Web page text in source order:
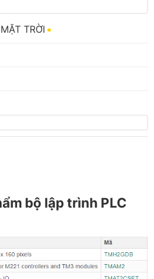
TRỜI
bộ lập trình PLC